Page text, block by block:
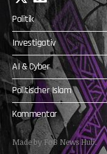
Politik
Investigativ
AI & Cyber
Politischer Islam
Kommentar
Made by FoB News Hub.